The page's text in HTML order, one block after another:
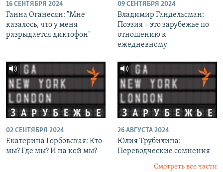
16 СЕНТЯБРЯ 2024
Ганна Оганесян: "Мне
казалось, что у меня
разрыдается диктофон"
09 СЕНТЯБРЯ 2024
Владимир Гандельсман:
Поэзия – это зарубежье по
отношению к
ежедневному
02 СЕНТЯБРЯ 2024
Екатерина Горбовская: Кто
мы? Где мы? И на кой мы?
26 АВГУСТА 2024
Юлия Трубихина:
Переводческие сомнения
Смотреть все части